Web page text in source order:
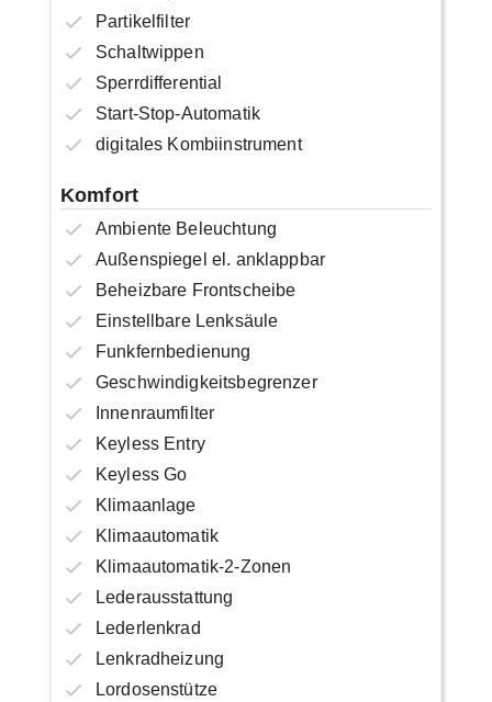
Partikelfilter
Schaltwippen
Sperrdifferential
Start-Stop-Automatik
digitales Kombiinstrument
Komfort
Ambiente Beleuchtung
Außenspiegel el. anklappbar
Beheizbare Frontscheibe
Einstellbare Lenksäule
Funkfernbedienung
Geschwindigkeitsbegrenzer
Innenraumfilter
Keyless Entry
Keyless Go
Klimaanlage
Klimaautomatik
Klimaautomatik-2-Zonen
Lederausstattung
Lederlenkrad
Lenkradheizung
Lordosenstütze